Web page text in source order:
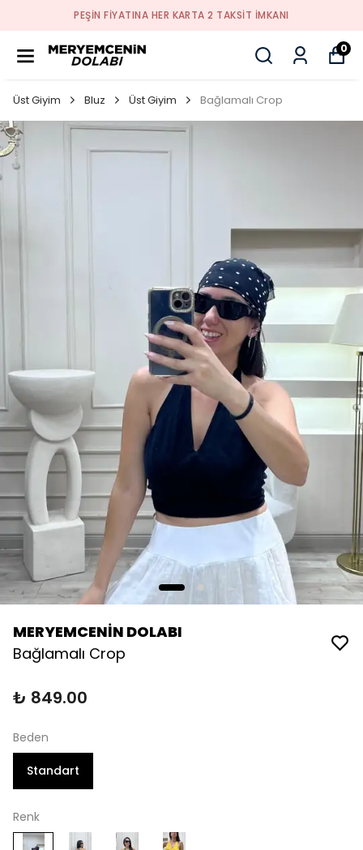
PEŞİN FİYATINA HER KARTA 2 TAKSİT İMKANI
0
Üst Giyim Bluz Üst Giyim Bağlamalı Crop
MERYEMCENİN DOLABI
Bağlamalı Crop
₺ 849.00
Beden
Standart
Renk